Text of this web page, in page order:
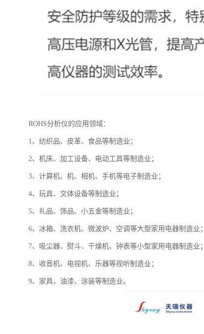
ROHS分析仪的应用领域：
1、纺织品、皮革、食品等制造业；
2、机床、加工设备、电动工具等制造业；
3、计算机、机、相机、手机等电子制造业；
4、玩具、文体设备等制造业；
5、礼品、饰品、小五金等制造业；
6、冰箱、洗衣机、微波炉、空调等大型家用电器制造业；
7、吸尘器、熨斗、干燥机、钟表等小型家用电器制造业；
8、收音机、电视机、乐器等视听制造业；
9、家具，油漆、涂装等制造业。